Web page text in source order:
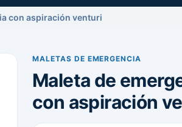
con aspiración venturi
MALETAS DE EMERGENCIA
Maleta de
con aspiración